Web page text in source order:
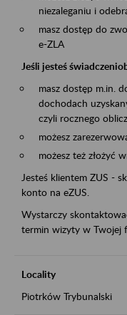
niezaleganiu i
masz dostęp do
e-ZLA
Jeśli jesteś
masz dostęp m.in.
dochodach
czyli rocznego
możesz
możesz też złożyć
Jesteś klientem ZUS -
konto na eZUS.
Wystarczy
termin wizyty w Twojej
Locality
Piotrków Trybunalski